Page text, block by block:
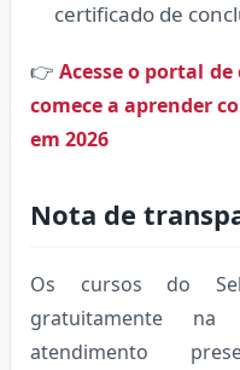
certificado de
👉Acesse o portal
comece a aprender
em 2026
Nota de
Os cursos do
gratuitamente na
atendimento